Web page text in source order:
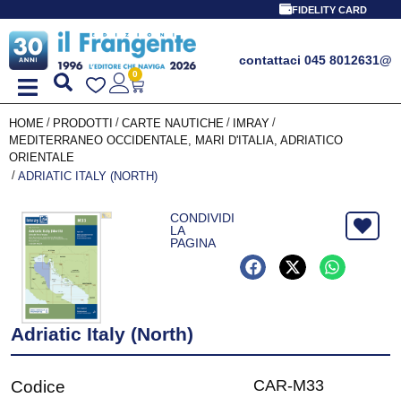
FIDELITY CARD
contattaci 045 8012631@
0
HOME / PRODOTTI / CARTE NAUTICHE / IMRAY /
MEDITERRANEO OCCIDENTALE, MARI D'ITALIA, ADRIATICO
ORIENTALE
/ ADRIATIC ITALY (NORTH)
CONDIVIDI
LA
PAGINA
Adriatic Italy (North)
Codice CAR-M33